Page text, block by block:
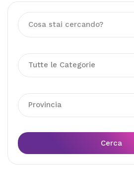
Tutte le Categorie
Provincia
Cerca